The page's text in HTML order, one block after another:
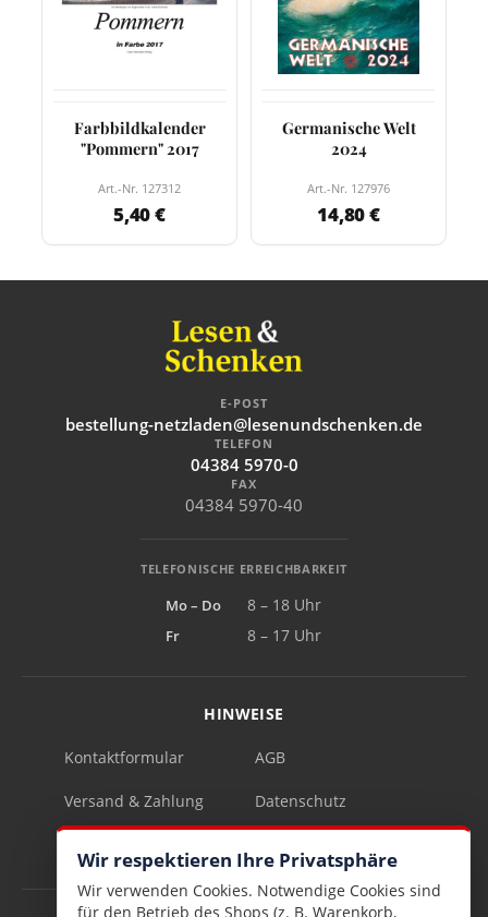
Farbbildkalender
"Pommern" 2017
Art.-Nr. 127312
5,40 €
Germanische Welt
2024
Art.-Nr. 127976
14,80 €
E-POST
bestellung-netzladen@lesenundschenken.de
TELEFON
04384 5970-0
FAX
04384 5970-40
TELEFONISCHE ERREICHBARKEIT
Mo – Do
8 – 18 Uhr
Fr
8 – 17 Uhr
HINWEISE
Kontaktformular AGB
Versand & Zahlung Datenschutz
Wir respektieren Ihre Privatsphäre
Wir verwenden Cookies. Notwendige Cookies sind
für den Betrieb des Shops (z. B. Warenkorb,